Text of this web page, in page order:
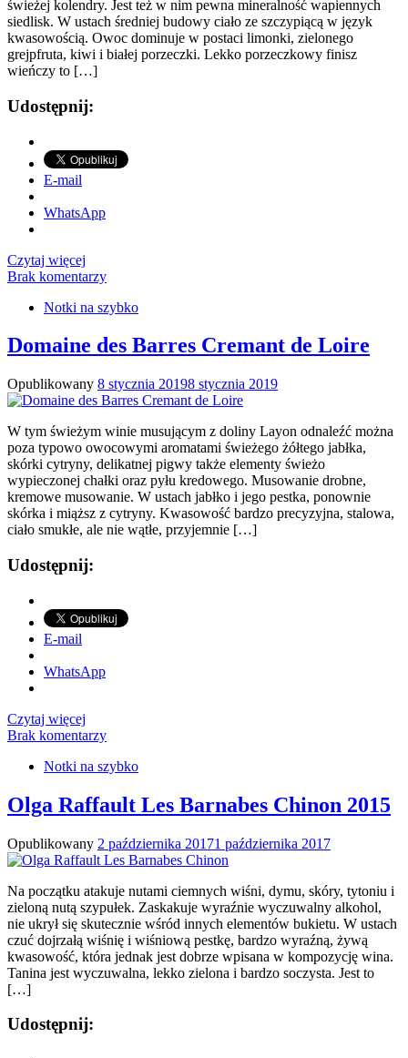
świeżej kolendry. Jest też w nim pewna mineralność wapiennych
siedlisk. W ustach średniej budowy ciało ze szczypiącą w język
kwasowością. Owoc dominuje w postaci limonki, zielonego
grejpfruta, kiwi i białej porzeczki. Lekko porzeczkowy finisz
wieńczy to […]
Udostępnij:
E-mail
WhatsApp
Czytaj więcej
Brak komentarzy
Notki na szybko
Domaine des Barres Cremant de Loire
Opublikowany 8 stycznia 20198 stycznia 2019
W tym świeżym winie musującym z doliny Layon odnaleźć można
poza typowo owocowymi aromatami świeżego żółtego jabłka,
skórki cytryny, delikatnej pigwy także elementy świeżo
wypieczonej chałki oraz pyłu kredowego. Musowanie drobne,
kremowe musowanie. W ustach jabłko i jego pestka, ponownie
skórka i miąższ z cytryny. Kwasowość bardzo precyzyjna, stalowa,
ciało smukłe, ale nie wątłe, przyjemnie […]
Udostępnij:
E-mail
WhatsApp
Czytaj więcej
Brak komentarzy
Notki na szybko
Olga Raffault Les Barnabes Chinon 2015
Opublikowany 2 października 20171 października 2017
Na początku atakuje nutami ciemnych wiśni, dymu, skóry, tytoniu i
zieloną nutą szypułek. Zaskakuje wyraźnie wyczuwalny alkohol,
nie ukrył się skutecznie wśród innych elementów bukietu. W ustach
czuć dojrzałą wiśnię i wiśniową pestkę, bardzo wyraźną, żywą
kwasowość, która jednak jest dobrze wpisana w kompozycję wina.
Tanina jest wyczuwalna, lekko zielona i bardzo soczysta. Jest to
[…]
Udostępnij: